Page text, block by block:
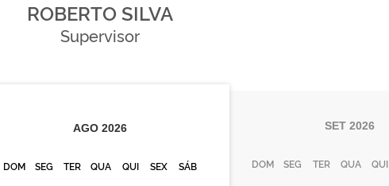
ROBERTO SILVA
Supervisor
AGO 2026
DOM SEG TER QUA QUI SEX SÁB
SET 2026
DOM SEG TER QUA QUI